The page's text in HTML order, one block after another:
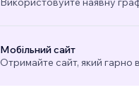
Мобільний сайт
Отримайте сайт, який гарно